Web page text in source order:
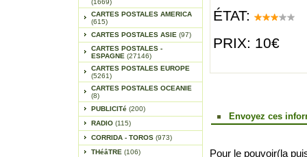
(1669)
CARTES POSTALES AMERICA
(615)
CARTES POSTALES ASIE (97)
CARTES POSTALES -
ESPAGNE (27146)
CARTES POSTALES EUROPE
(5261)
CARTES POSTALES OCEANIE
(8)
PUBLICITé (200)
RADIO (115)
CORRIDA - TOROS (973)
THéâTRE (106)
ÉTAT:
PRIX: 10€
Envoyez ces
Pour le pouvoir(la